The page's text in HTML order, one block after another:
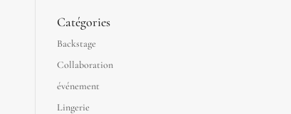
Catégories
Backstage
Collaboration
événement
Lingerie